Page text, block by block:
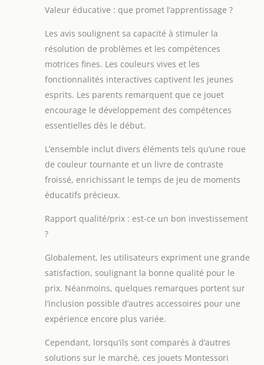
Valeur éducative : que promet l’apprentissage ?
Les avis soulignent sa capacité à stimuler la
résolution de problèmes et les compétences
motrices fines. Les couleurs vives et les
fonctionnalités interactives captivent les jeunes
esprits. Les parents remarquent que ce jouet
encourage le développement des compétences
essentielles dès le début.
L’ensemble inclut divers éléments tels qu’une roue
de couleur tournante et un livre de contraste
froissé, enrichissant le temps de jeu de moments
éducatifs précieux.
Rapport qualité/prix : est-ce un bon investissement
?
Globalement, les utilisateurs expriment une grande
satisfaction, soulignant la bonne qualité pour le
prix. Néanmoins, quelques remarques portent sur
l’inclusion possible d’autres accessoires pour une
expérience encore plus variée.
Cependant, lorsqu’ils sont comparés à d’autres
solutions sur le marché, ces jouets Montessori